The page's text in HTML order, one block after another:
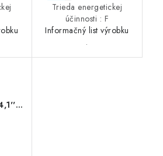
Trieda energetickej
účinnosti : F
Informačný list výrobku
.
TN/FHD/610Hz/0,5ms/